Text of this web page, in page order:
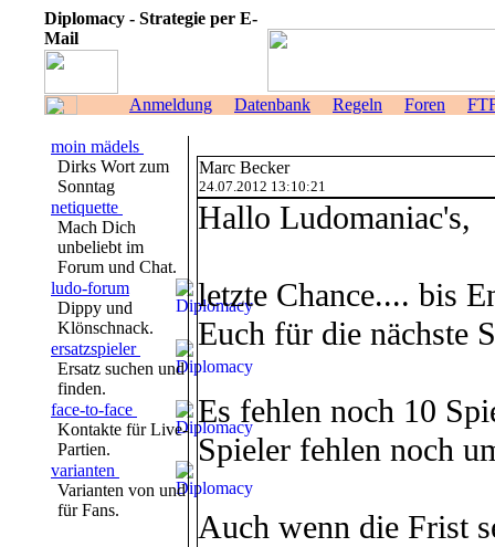
Diplomacy - Strategie per E-
Mail
Anmeldung Datenbank Regeln Foren
moin mädels
Dirks Wort zum
Sonntag
netiquette
Mach Dich
unbeliebt im
Forum und Chat.
ludo-forum
Dippy und
Klönschnack.
ersatzspieler
Ersatz suchen und
finden.
face-to-face
Kontakte für Live-
Partien.
varianten
Varianten von und
für Fans.
Marc Becker
24.07.2012 13:10:21
Hallo Ludomaniac's,
letzte Chance.... bis
Euch für die nächste
Es fehlen noch 10
Spieler fehlen noch
Auch wenn die Frist